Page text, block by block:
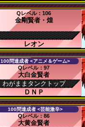
Qレベル：106
金剛賢者・煌
レオン
100問達成者 <アニメ＆ゲーム>
Qレベル：97
大白金賢者
わがままタンクトップ
ＤＮＰ
100問達成者 <芸能激辛>
Qレベル：86
大黄金賢者